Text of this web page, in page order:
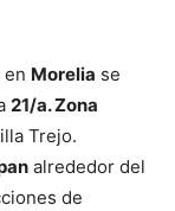
en Morelia se
21/a. Zona
Trejo.
alrededor del
de